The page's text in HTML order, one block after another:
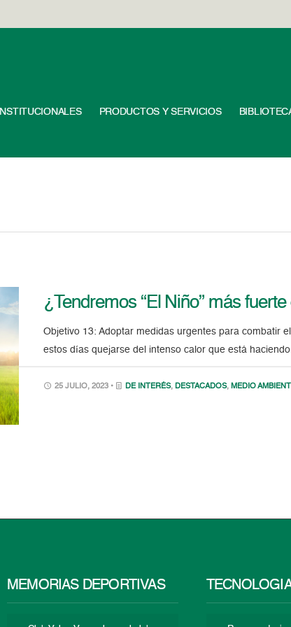
INSTITUCIONALES PRODUCTOS Y SERVICIOS
¿Tendremos “El Niño” más
Objetivo 13: Adoptar medidas urgentes para combatir
estos días quejarse del intenso calor que está
25 JULIO, 2023 • DE INTERÉS, DESTACADOS, MEDIO
MEMORIAS DEPORTIVAS